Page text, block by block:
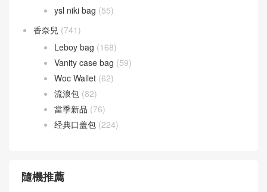
ysl niki bag (55)
香奈兒 (741)
Leboy bag (168)
Vanity case bag (59)
Woc Wallet (62)
流浪包 (82)
當季新品 (76)
经典口盖包 (224)
隨機推薦